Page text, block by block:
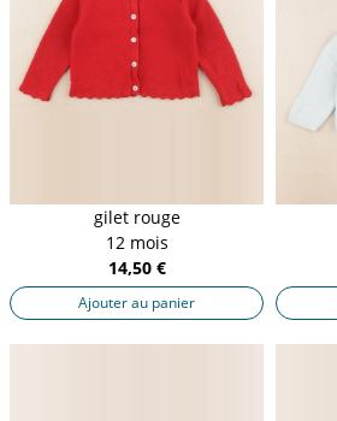
gilet rouge
12 mois
14,50 €
Ajouter au panier